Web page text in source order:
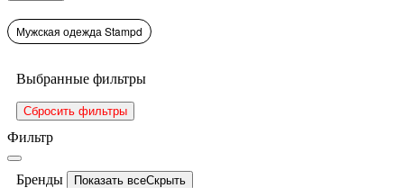
Мужская одежда Stampd
Выбранные фильтры
Сбросить фильтры
Фильтр
Бренды Показать всеСкрыть